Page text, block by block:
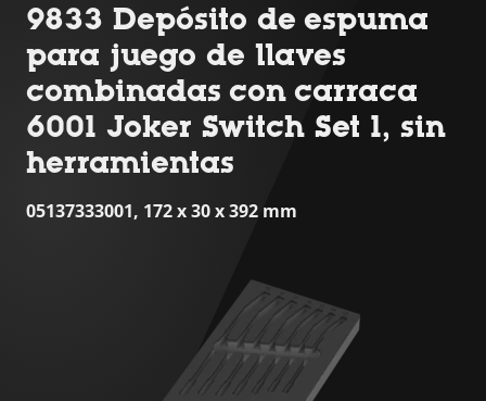
9833 Depósito de espuma
para juego de llaves
combinadas con carraca
6001 Joker Switch Set 1, sin
herramientas
05137333001, 172 x 30 x 392 mm